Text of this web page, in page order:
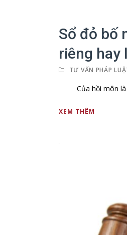
Sổ đỏ bố
riêng hay
TƯ VẤN PHÁP
Của hồi môn là
XEM THÊM